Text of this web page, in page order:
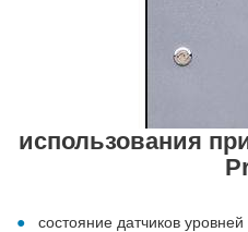
использования
состояние датчиков